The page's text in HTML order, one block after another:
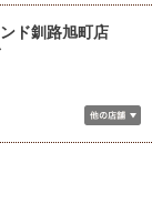
ド釧路旭町店